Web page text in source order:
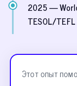
2025—
TESOL/
Этот опыт